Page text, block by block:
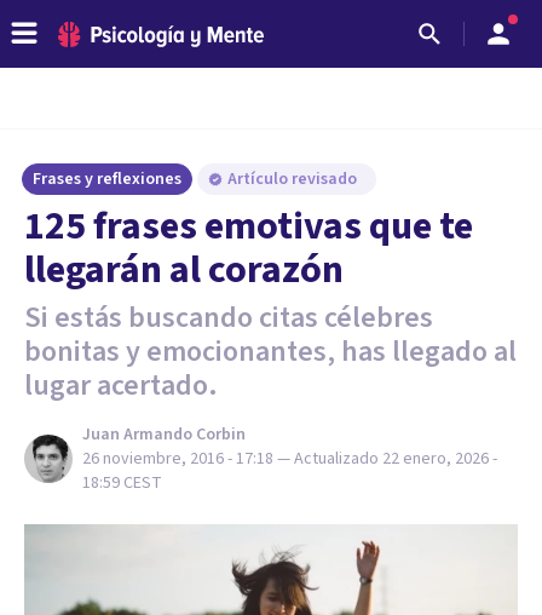
Frases y reflexiones Artículo revisado
125 frases emotivas que te
llegarán al corazón
Si estás buscando citas célebres
bonitas y emocionantes, has llegado al
lugar acertado.
Juan Armando Corbin
26 noviembre, 2016 - 17:18 — Actualizado 22 enero, 2026 -
18:59 CEST